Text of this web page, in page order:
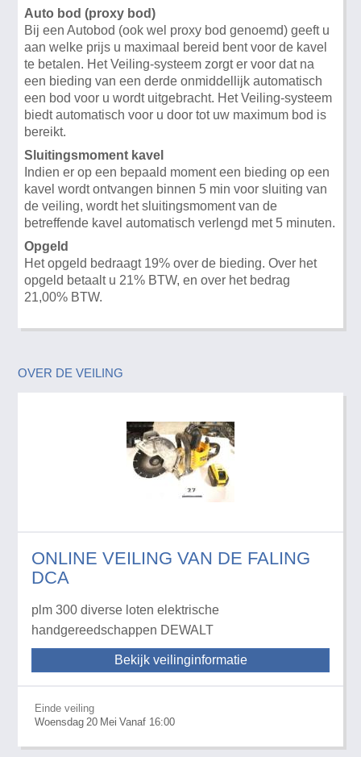
Auto bod (proxy bod)
Bij een Autobod (ook wel proxy bod genoemd) geeft u
aan welke prijs u maximaal bereid bent voor de kavel
te betalen. Het Veiling-systeem zorgt er voor dat na
een bieding van een derde onmiddellijk automatisch
een bod voor u wordt uitgebracht. Het Veiling-systeem
biedt automatisch voor u door tot uw maximum bod is
bereikt.
Sluitingsmoment kavel
Indien er op een bepaald moment een bieding op een
kavel wordt ontvangen binnen 5 min voor sluiting van
de veiling, wordt het sluitingsmoment van de
betreffende kavel automatisch verlengd met 5 minuten.
Opgeld
Het opgeld bedraagt 19% over de bieding. Over het
opgeld betaalt u 21% BTW, en over het bedrag
21,00% BTW.
OVER DE VEILING
ONLINE VEILING VAN DE FALING
DCA
plm 300 diverse loten elektrische
handgereedschappen DEWALT
Bekijk veilinginformatie
Einde veiling
Woensdag 20 Mei Vanaf 16:00